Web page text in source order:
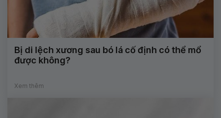
Bị di lệch xương sau bó lá cố định có thể mổ
được không?
Xem thêm